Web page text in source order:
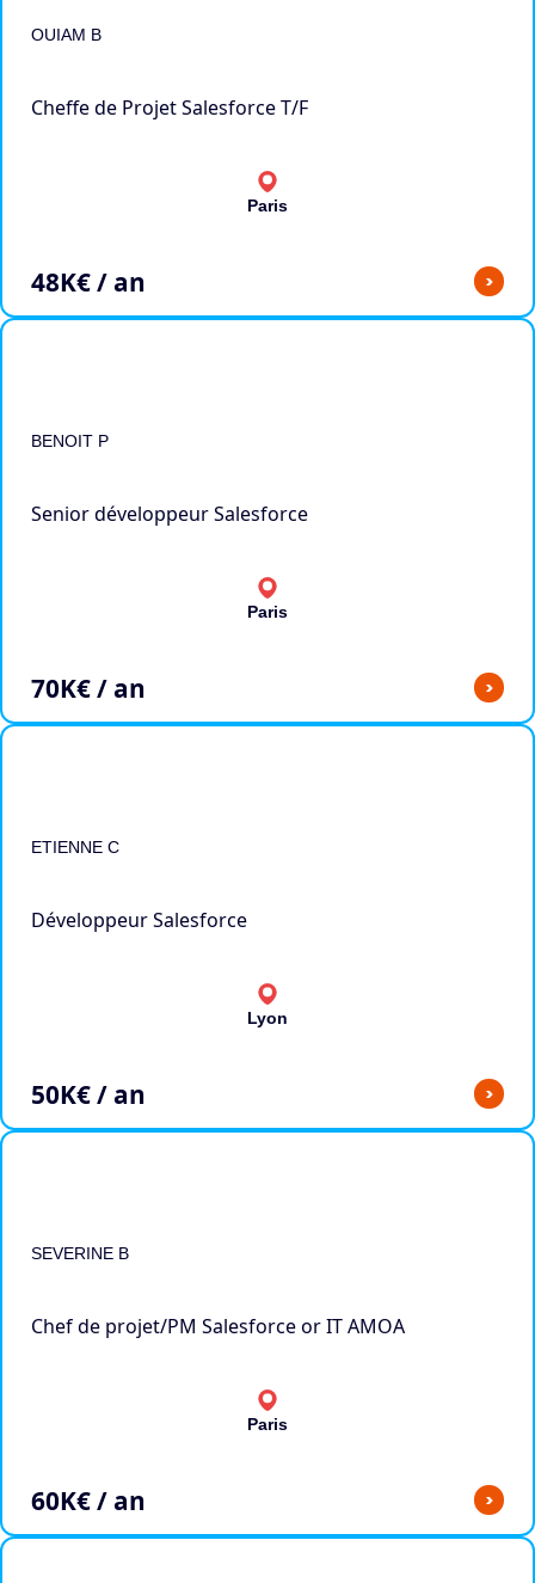
OUIAM B
Cheffe de Projet Salesforce T/F
Paris
48K€ / an >
BENOIT P
Senior développeur Salesforce
Paris
70K€ / an >
ETIENNE C
Développeur Salesforce
Lyon
50K€ / an >
SEVERINE B
Chef de projet/PM Salesforce or IT AMOA
Paris
60K€ / an >